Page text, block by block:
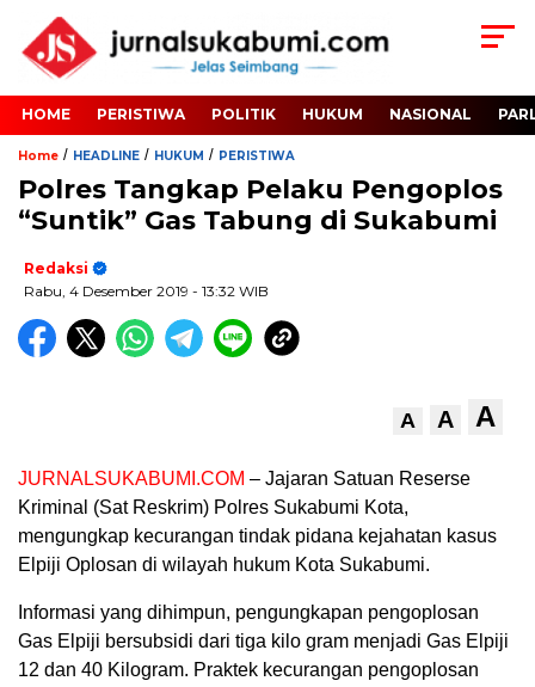
HOME PERISTIWA POLITIK HUKUM NASIONAL
Home / HEADLINE / HUKUM / PERISTIWA
Polres Tangkap Pelaku Pengoplos
“Suntik” Gas Tabung di Sukabumi
Redaksi
Rabu, 4 Desember 2019 - 13:32 WIB
A A A
JURNALSUKABUMI.COM – Jajaran Satuan Reserse
Kriminal (Sat Reskrim) Polres Sukabumi Kota,
mengungkap kecurangan tindak pidana kejahatan kasus
Elpiji Oplosan di wilayah hukum Kota Sukabumi.
Informasi yang dihimpun, pengungkapan pengoplosan
Gas Elpiji bersubsidi dari tiga kilo gram menjadi Gas Elpiji
12 dan 40 Kilogram. Praktek kecurangan pengoplosan